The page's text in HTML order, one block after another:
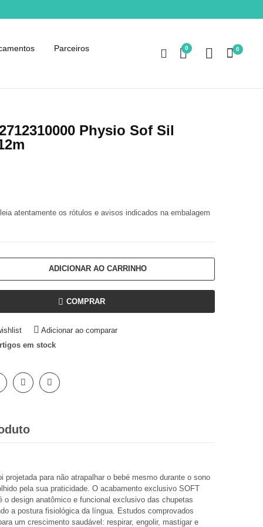
Parceiros 0 0
Physio Sof Sil
atentamente os rótulos e avisos indicados na embalagem
ADICIONAR AO CARRINHO
COMPRAR
Adicionar ao comparar
em stock
para não atrapalhar o bebé mesmo durante o sono
pela sua praticidade. O acabamento exclusivo SOFT
design anatômico e funcional exclusivo das chupetas
a postura fisiológica da língua. Estudos comprovados
um crescimento saudável: respirar, engolir, mastigar e